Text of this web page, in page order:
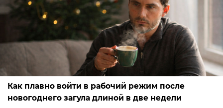
Как плавно войти в рабочий режим после
новогоднего загула длиной в две недели